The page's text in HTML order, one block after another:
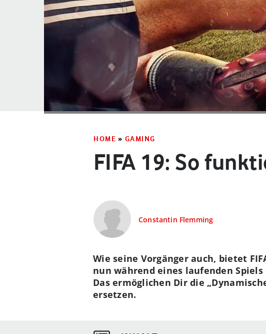
HOME » GAMING
FIFA 19: So
Constantin Flemming
Wie seine Vorgänger auch, bietet
nun während eines laufenden
Das ermöglichen Dir die
ersetzen.